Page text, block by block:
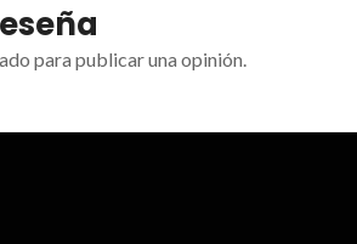
para publicar una opinión.